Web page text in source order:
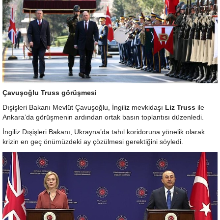
Çavuşoğlu Truss görüşmesi
Dışişleri Bakanı Mevlüt Çavuşoğlu, İngiliz mevkidaşı Liz Truss ile
Ankara’da görüşmenin ardından ortak basın toplantısı düzenledi.
İngiliz Dışişleri Bakanı, Ukrayna’da tahıl koridoruna yönelik olarak
krizin en geç önümüzdeki ay çözülmesi gerektiğini söyledi.